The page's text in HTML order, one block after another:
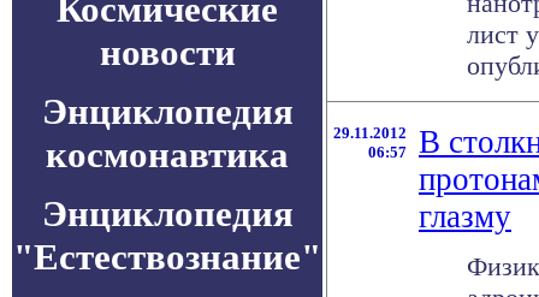
Космические
новости
Энциклопедия
космонавтика
Энциклопедия
"Естествознание"
лист
29.11.2012
06:57
В
глазму